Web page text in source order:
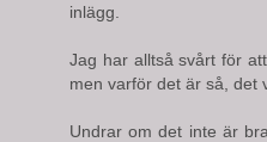
inlägg.
Jag har alltså svårt för
men varför det är så, det
Undrar om det inte är